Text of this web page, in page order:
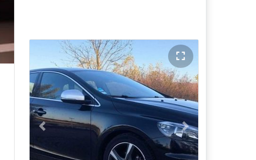
Previous Next